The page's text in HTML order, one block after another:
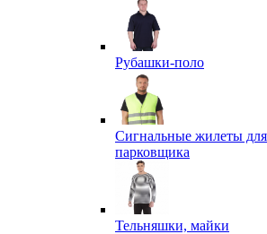
Рубашки-поло
Сигнальные жилеты
парковщика
Тельняшки, майки